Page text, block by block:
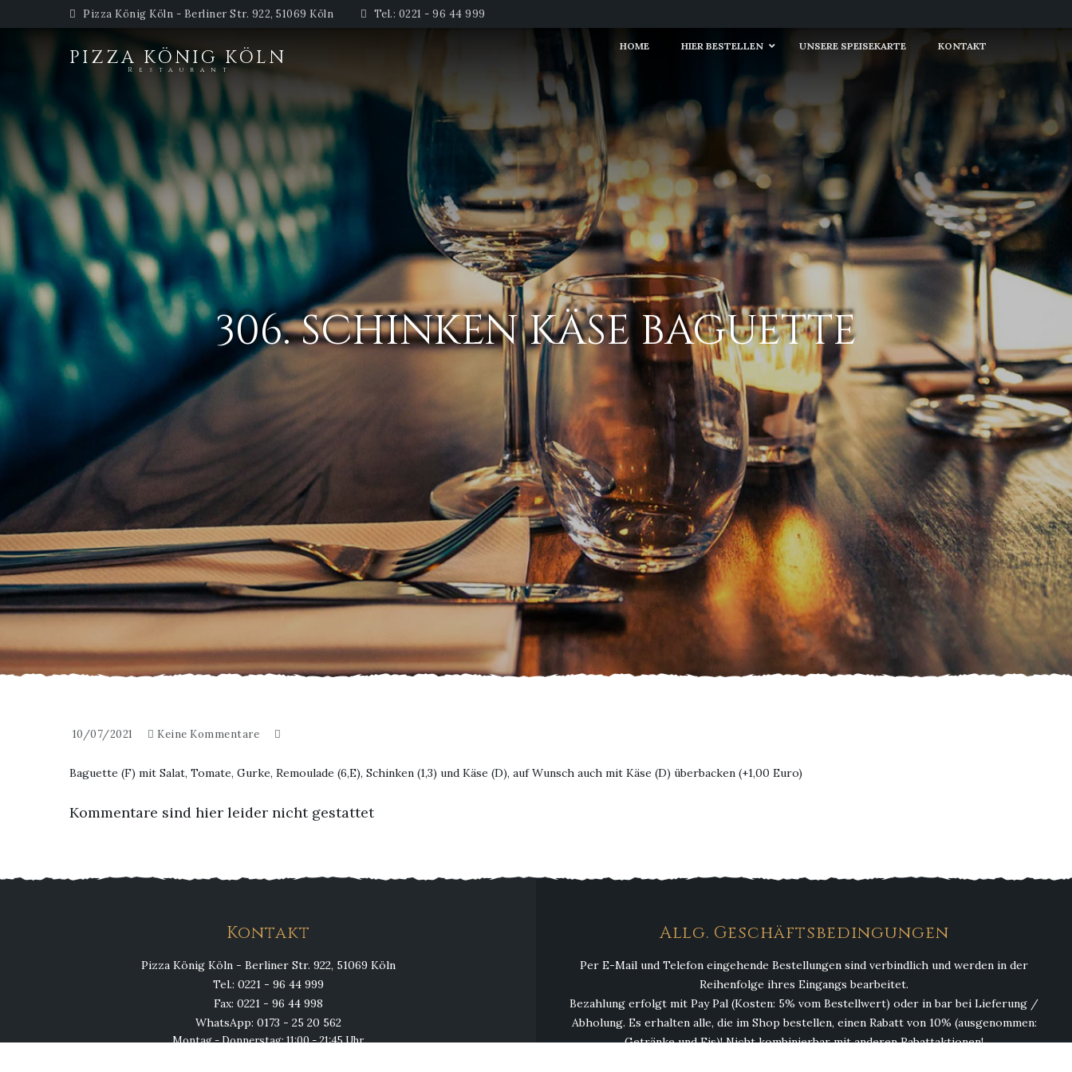
Pizza König Köln - Berliner Str. 922, 51069 Köln Tel.: 0221 - 96 44 999
PIZZA KÖNIG KÖLN
Restaurant
HOME HIER BESTELLEN UNSERE SPEISEKARTE KONTAKT
306. SCHINKEN KÄSE BAGUETTE
10/07/2021 Keine Kommentare
Baguette (F) mit Salat, Tomate, Gurke, Remoulade (6,E), Schinken (1,3) und Käse (D), auf Wunsch auch mit Käse (D) überbacken (+1,00 Euro)
Kommentare sind hier leider nicht gestattet
Kontakt
Pizza König Köln - Berliner Str. 922, 51069 Köln
Tel.: 0221 - 96 44 999
Fax: 0221 - 96 44 998
WhatsApp: 0173 - 25 20 562
Montag - Donnerstag: 11:00 - 21:45 Uhr
Allg. Geschäftsbedingungen
Per E-Mail und Telefon eingehende Bestellungen sind verbindlich und werden in der
Reihenfolge ihres Eingangs bearbeitet.
Bezahlung erfolgt mit Pay Pal (Kosten: 5% vom Bestellwert) oder in bar bei Lieferung /
Abholung. Es erhalten alle, die im Shop bestellen, einen Rabatt von 10% (ausgenommen:
Getränke und Eis)! Nicht kombinierbar mit anderen Rabattaktionen!